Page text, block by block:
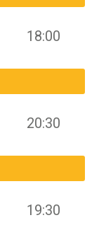
18:00
20:30
19:30